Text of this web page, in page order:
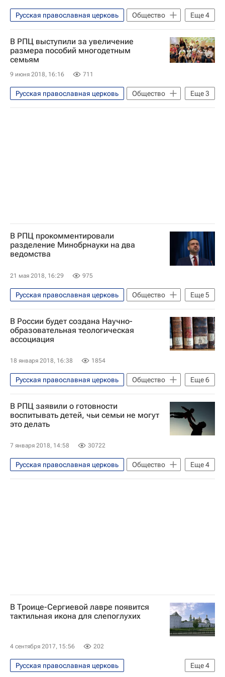
Еще4
Русская православная церковь
Общество
СН_Образование
Религия
Социальный навигатор
В РПЦ выступили за увеличение
размера пособий многодетным
семьям
9 июня 2018, 16:16 711
Еще3
Русская православная церковь
Общество
Религия
Детские вопросы
В РПЦ прокомментировали
разделение Минобрнауки на два
ведомства
21 мая 2018, 16:29 975
Еще5
Русская православная церковь
Общество
Религия
СН_Образование
Владимир Легойда
Россия
В России будет создана Научно-
образовательная теологическая
ассоциация
18 января 2018, 16:38 1854
Еще6
Русская православная церковь
Общество
Образование - Общество
СН_Образование
Религия
МГУ имени М. В. Ломоносова
Социальный навигатор
В РПЦ заявили о готовности
воспитывать детей, чьи семьи не могут
это делать
7 января 2018, 14:58 30722
Еще4
Русская православная церковь
Общество
Религия
Детские вопросы
В Троице-Сергиевой лавре появится
тактильная икона для слепоглухих
4 сентября 2017, 15:56 202
Еще4
Русская православная церковь